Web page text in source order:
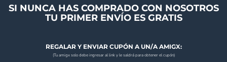
SI NUNCA HAS COMPRADO CON NOSOTROS
TU PRIMER ENVÍO ES GRATIS
REGALAR Y ENVIAR CUPÓN A UN/A AMIGX:
(Tu amigx solo debe ingresar al link y le saldrá para obtener el cupón)